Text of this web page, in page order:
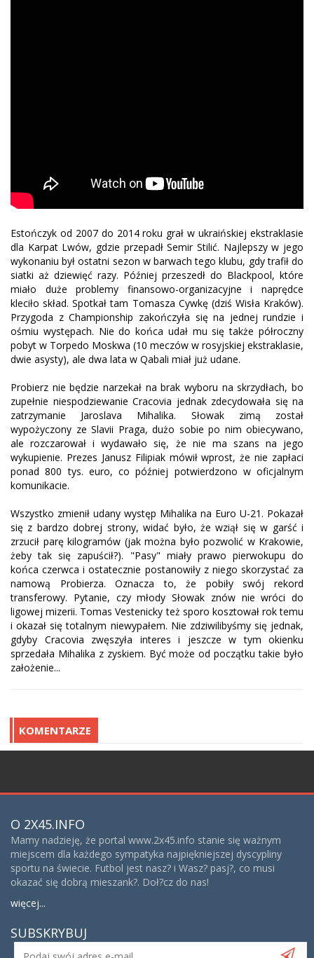
Estończyk od 2007 do 2014 roku grał w ukraińskiej ekstraklasie
dla Karpat Lwów, gdzie przepadł Semir Stilić. Najlepszy w jego
wykonaniu był ostatni sezon w barwach tego klubu, gdy trafił do
siatki aż dziewięć razy. Później przeszedł do Blackpool, które
miało duże problemy finansowo-organizacyjne i naprędce
kleciło skład. Spotkał tam Tomasza Cywkę (dziś Wisła Kraków).
Przygoda z Championship zakończyła się na jednej rundzie i
ośmiu występach. Nie do końca udał mu się także półroczny
pobyt w Torpedo Moskwa (10 meczów w rosyjskiej ekstraklasie,
dwie asysty), ale dwa lata w Qabali miał już udane.
Probierz nie będzie narzekał na brak wyboru na skrzydłach, bo
zupełnie niespodziewanie Cracovia jednak zdecydowała się na
zatrzymanie Jaroslava Mihalika. Słowak zimą został
wypożyczony ze Slavii Praga, dużo sobie po nim obiecywano,
ale rozczarował i wydawało się, że nie ma szans na jego
wykupienie. Prezes Janusz Filipiak mówił wprost, że nie zapłaci
ponad 800 tys. euro, co później potwierdzono w oficjalnym
komunikacie.
Wszystko zmienił udany występ Mihalika na Euro U-21. Pokazał
się z bardzo dobrej strony, widać było, że wziął się w garść i
zrzucił parę kilogramów (jak można było pozwolić w Krakowie,
żeby tak się zapuścił?). "Pasy" miały prawo pierwokupu do
końca czerwca i ostatecznie postanowiły z niego skorzystać za
namową Probierza. Oznacza to, że pobiły swój rekord
transferowy. Pytanie, czy młody Słowak znów nie wróci do
ligowej mizerii. Tomas Vestenicky też sporo kosztował rok temu
i okazał się totalnym niewypałem. Nie zdziwilibyśmy się jednak,
gdyby Cracovia zwęszyła interes i jeszcze w tym okienku
sprzedała Mihalika z zyskiem. Być może od początku takie było
założenie...
KOMENTARZE
O 2X45.INFO
Mamy nadzieję, że portal www.2x45.info stanie się ważnym
miejscem dla każdego sympatyka najpiękniejszej dyscypliny
sportu na świecie. Futbol jest nasz? i Wasz? pasj?, co musi
okazać się dobrą mieszank?. Doł?cz do nas!
więcej...
SUBSKRYBUJ